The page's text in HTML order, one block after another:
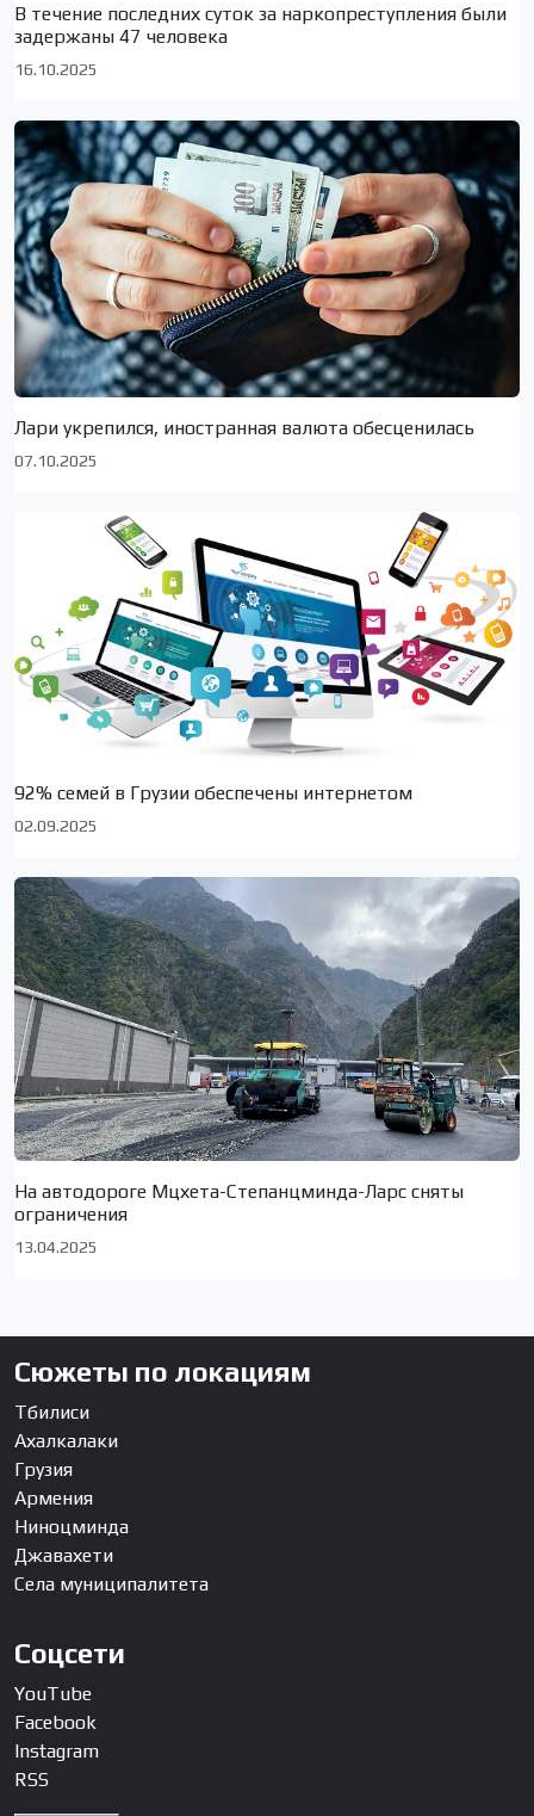
В течение последних суток за наркопреступления были
задержаны 47 человека
16.10.2025
Лари укрепился, иностранная валюта обесценилась
07.10.2025
92% семей в Грузии обеспечены интернетом
02.09.2025
На автодороге Мцхета-Степанцминда-Ларс сняты
ограничения
13.04.2025
Сюжеты по локациям
Тбилиси
Ахалкалаки
Грузия
Армения
Ниноцминда
Джавахети
Села муниципалитета
Соцсети
YouTube
Facebook
Instagram
RSS